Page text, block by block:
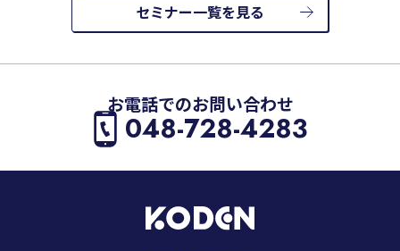
セミナー一覧を見る
お電話でのお問い合わせ
048-728-4283